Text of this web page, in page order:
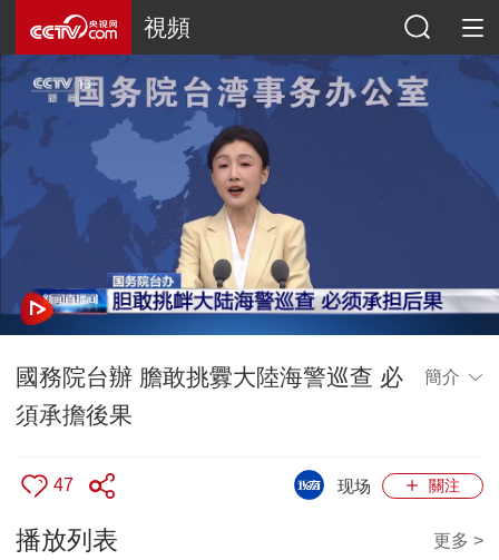
視頻
國務院台辦 膽敢挑釁大陸海警巡查 必
須承擔後果
簡介
47 關注
现场
播放列表 更多 >